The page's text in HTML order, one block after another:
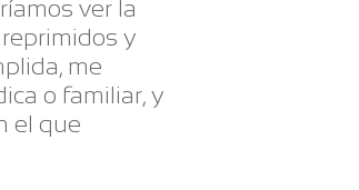
ver la
y
me
o familiar, y
el que